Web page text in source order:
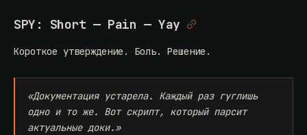
SPY: Short — Pain — Yay
Короткое утверждение. Боль. Решение.
«Документация устарела. Каждый раз гуглишь
одно и то же. Вот скрипт, который парсит
актуальные доки.»